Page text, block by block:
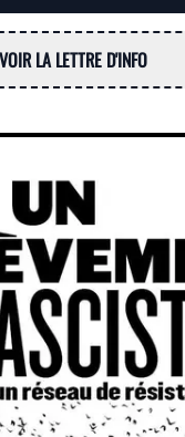
LA LETTRE D'INFO